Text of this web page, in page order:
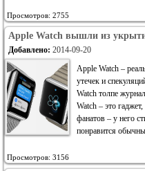
Просмотров: 2755
Apple Watch вышли из
Добавлено: 2014-09-20
Apple Watch –
утечек и
Watch толпе
Watch – это
фанатов – у него
понравится
Просмотров: 3156